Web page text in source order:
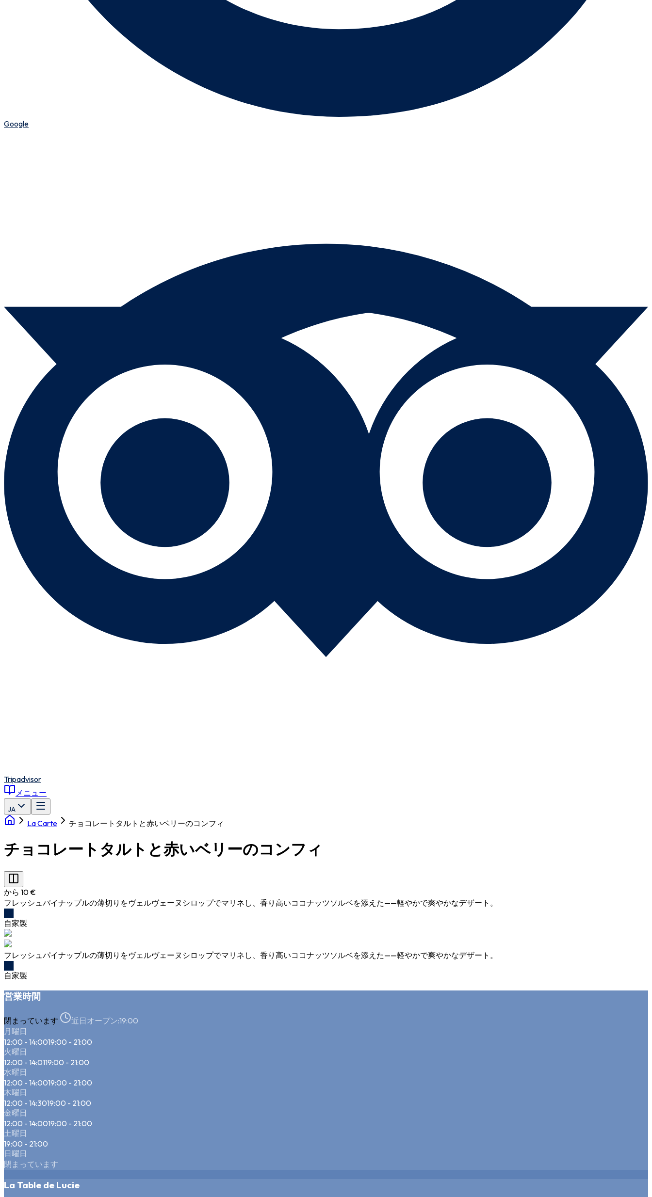
Google
Tripadvisor
メニュー
JA
La Carte チョコレートタルトと赤いベリーのコンフィ
チョコレートタルトと赤いベリーのコンフィ
から 10 €
フレッシュパイナップルの薄切りをヴェルヴェーヌシロップでマリネし、香り高いココナッツソルベを添えた——軽やかで爽やかなデザート。
自家製
フレッシュパイナップルの薄切りをヴェルヴェーヌシロップでマリネし、香り高いココナッツソルベを添えた——軽やかで爽やかなデザート。
自家製
営業時間
閉まっています 近日オープン:19:00
月曜日
12:00 - 14:0019:00 - 21:00
火曜日
12:00 - 14:0119:00 - 21:00
水曜日
12:00 - 14:0019:00 - 21:00
木曜日
12:00 - 14:3019:00 - 21:00
金曜日
12:00 - 14:0019:00 - 21:00
土曜日
19:00 - 21:00
日曜日
閉まっています
La Table de Lucie